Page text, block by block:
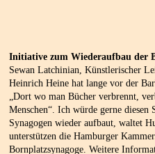
Initiative zum Wiederaufbau der
Sewan Latchinian, Künstlerischer
Heinrich Heine hat lange vor der
„Dort wo man Bücher verbrennt,
Menschen“. Ich würde gerne diesen
Synagogen wieder aufbaut, waltet
unterstützen die Hamburger
Bornplatzsynagoge. Weitere